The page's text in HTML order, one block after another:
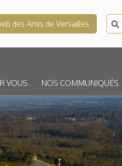
des Amis de Versailles
VOUS NOS COMMUNIQUÉS